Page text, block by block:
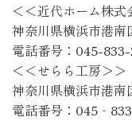
＜＜近代ホーム株式
神奈川県横浜市港南
電話番号：045-
＜＜せらら工房＞＞
神奈川県横浜市港南
電話番号：